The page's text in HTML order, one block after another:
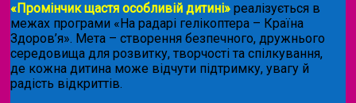
«Промінчик щастя особливій дитині» реалізується в
межах програми «На радарі гелікоптера – Країна
Здоров’я». Мета – створення безпечного, дружнього
середовища для розвитку, творчості та спілкування,
де кожна дитина може відчути підтримку, увагу й
радість відкриттів.